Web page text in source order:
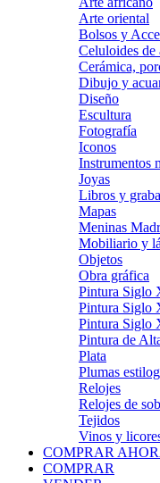
Arte oriental
Bolsos y
Celuloides de
Cerámica,
Dibujo y
Diseño
Escultura
Fotografía
Iconos
Instrumentos
Joyas
Libros y
Mapas
Meninas
Mobiliario y
Objetos
Obra gráfica
Pintura Siglo
Pintura Siglo
Pintura Siglo
Pintura de
Plata
Plumas
Relojes
Relojes de
Tejidos
Vinos y
COMPRAR
COMPRAR